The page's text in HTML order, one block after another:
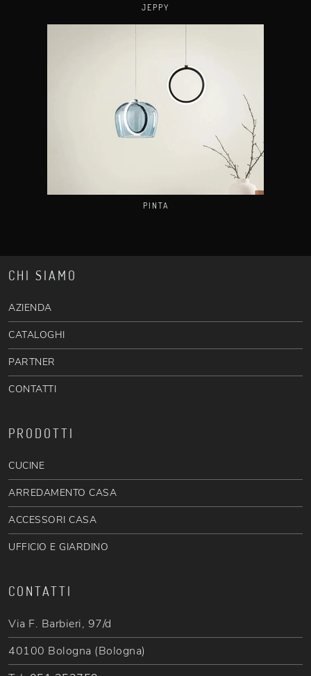
JEPPY
PINTA
CHI SIAMO
AZIENDA
CATALOGHI
PARTNER
CONTATTI
PRODOTTI
CUCINE
ARREDAMENTO CASA
ACCESSORI CASA
UFFICIO E GIARDINO
CONTATTI
Via F. Barbieri, 97/d
40100 Bologna (Bologna)